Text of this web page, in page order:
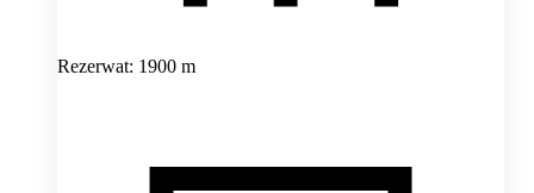
Rezerwat: 1900 m